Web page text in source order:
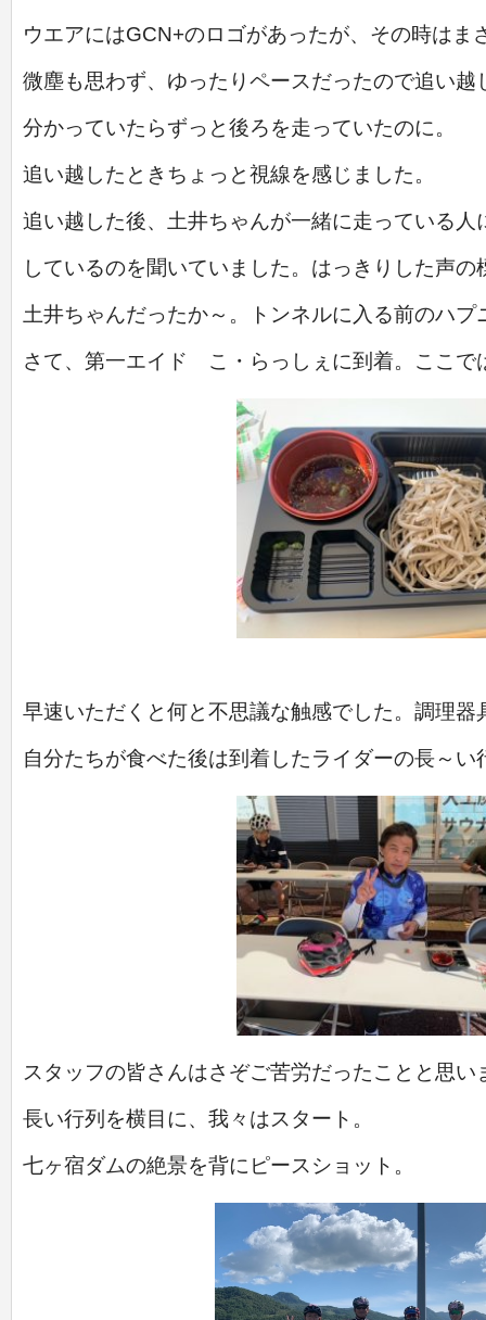
ウエアにはGCN+のロゴがあったが、その時はま
微塵も思わず、 ゆったりペースだったので追い越
分かっていたらずっと後ろを走っていたのに。
追い越したとき ちょっと視線を感じました。
追い越した後、土井ちゃんが一緒に走っている人
しているのを聞いていました。はっきりした声
土井ちゃんだったか～。トンネルに入る前のハプ
さて、第一エイド こ・らっしぇに到着。ここで
早速いただくと何と不思議な触感でした。調理
自分たちが食べた後は到着したライダーの長～い
スタッフの皆さんはさぞご苦労だったことと思い
長い行列を横目に、我々はスタート。
七ヶ宿ダムの絶景を背にピースショット。